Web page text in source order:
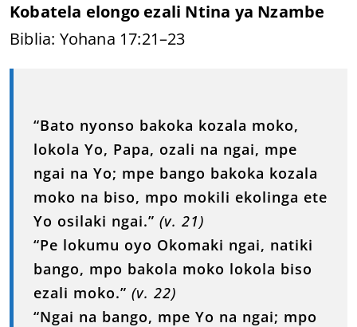
Kobatela elongo ezali Ntina ya Nzambe
Biblia: Yohana 17:21–23
“Bato nyonso bakoka kozala moko,
lokola Yo, Papa, ozali na ngai, mpe
ngai na Yo; mpe bango bakoka kozala
moko na biso, mpo mokili ekolinga ete
Yo osilaki ngai.” (v. 21)
“Pe lokumu oyo Okomaki ngai, natiki
bango, mpo bakola moko lokola biso
ezali moko.” (v. 22)
“Ngai na bango, mpe Yo na ngai; mpo